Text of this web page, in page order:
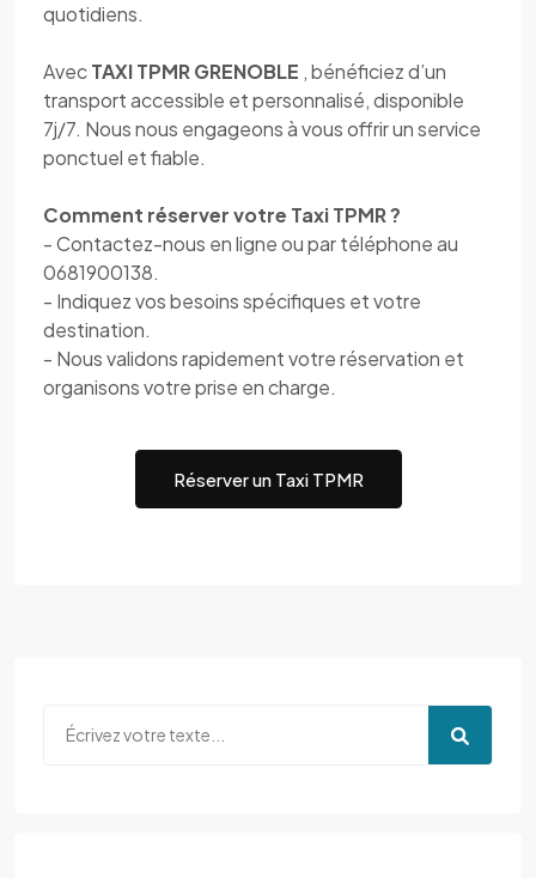
quotidiens.
AvecTAXI TPMR GRENOBLE , bénéficiez d’un
transport accessible et personnalisé, disponible
7j/7. Nous nous engageons à vous offrir un service
ponctuel et fiable.
Comment réserver votre Taxi TPMR ?
- Contactez-nous en ligne ou par téléphone au
0681900138.
- Indiquez vos besoins spécifiques et votre
destination.
- Nous validons rapidement votre réservation et
organisons votre prise en charge.
Réserver un Taxi TPMR